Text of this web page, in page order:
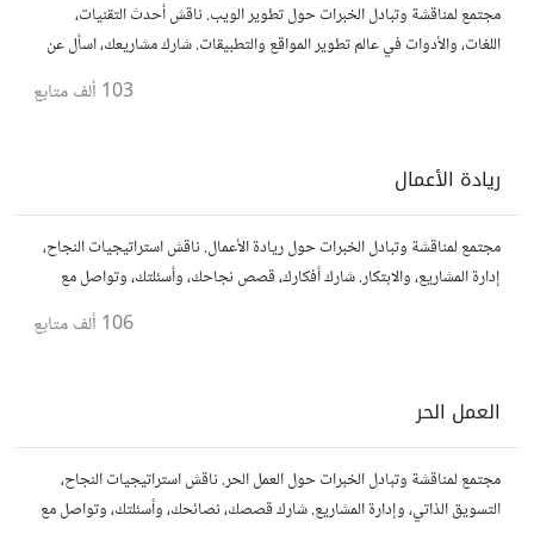
مجتمع لمناقشة وتبادل الخبرات حول تطوير الويب. ناقش أحدث التقنيات،
اللغات، والأدوات في عالم تطوير المواقع والتطبيقات. شارك مشاريعك، اسأل عن
103 ألف متابع
ريادة الأعمال
مجتمع لمناقشة وتبادل الخبرات حول ريادة الأعمال. ناقش استراتيجيات النجاح،
إدارة المشاريع، والابتكار. شارك أفكارك، قصص نجاحك، وأسئلتك، وتواصل مع
106 ألف متابع
العمل الحر
مجتمع لمناقشة وتبادل الخبرات حول العمل الحر. ناقش استراتيجيات النجاح،
التسويق الذاتي، وإدارة المشاريع. شارك قصصك، نصائحك، وأسئلتك، وتواصل مع